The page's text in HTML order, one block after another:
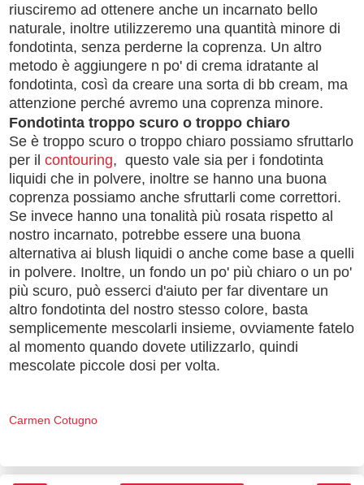
riusciremo ad ottenere anche un incarnato bello
naturale, inoltre utilizzeremo una quantità minore di
fondotinta, senza perderne la coprenza. Un altro
metodo è aggiungere n po' di crema idratante al
fondotinta, così da creare una sorta di bb cream, ma
attenzione perché avremo una coprenza minore.
Fondotinta troppo scuro o troppo chiaro
Se è troppo scuro o troppo chiaro possiamo sfruttarlo
per il contouring, questo vale sia per i fondotinta
liquidi che in polvere, inoltre se hanno una buona
coprenza possiamo anche sfruttarli come correttori.
Se invece hanno una tonalità più rosata rispetto al
nostro incarnato, potrebbe essere una buona
alternativa ai blush liquidi o anche come base a quelli
in polvere. Inoltre, un fondo un po' più chiaro o un po'
più scuro, può esserci d'aiuto per far diventare un
altro fondotinta del nostro stesso colore, basta
semplicemente mescolarli insieme, ovviamente fatelo
al momento quando dovete utilizzarlo, quindi
mescolate piccole dosi per volta.
Carmen Cotugno